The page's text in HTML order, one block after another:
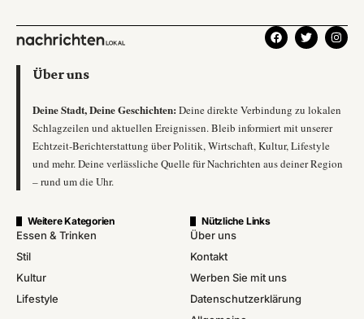
Über uns
Deine Stadt, Deine Geschichten: Deine direkte Verbindung zu lokalen
Schlagzeilen und aktuellen Ereignissen. Bleib informiert mit unserer
Echtzeit-Berichterstattung über Politik, Wirtschaft, Kultur, Lifestyle
und mehr. Deine verlässliche Quelle für Nachrichten aus deiner Region
– rund um die Uhr.
Weitere Kategorien
Essen & Trinken
Stil
Kultur
Lifestyle
Nützliche Links
Über uns
Kontakt
Werben Sie mit uns
Datenschutzerklärung